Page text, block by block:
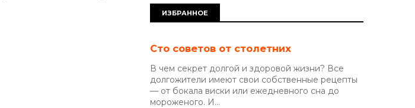
ИЗБРАННОЕ
Сто советов от столетних
В чем секрет долгой и здоровой жизни? Все
долгожители имеют свои собственные рецепты
— от бокала виски или ежедневного сна до
мороженого. И...